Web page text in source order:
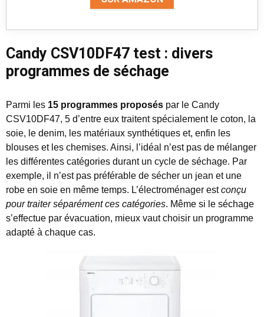
Candy CSV10DF47 test : divers
programmes de séchage
Parmi les 15 programmes proposés par le Candy
CSV10DF47, 5 d’entre eux traitent spécialement le coton, la
soie, le denim, les matériaux synthétiques et, enfin les
blouses et les chemises. Ainsi, l’idéal n’est pas de mélanger
les différentes catégories durant un cycle de séchage. Par
exemple, il n’est pas préférable de sécher un jean et une
robe en soie en même temps. L’électroménager estconçu
pour traiter séparément ces catégories. Même si le séchage
s’effectue par évacuation, mieux vaut choisir un programme
adapté à chaque cas.